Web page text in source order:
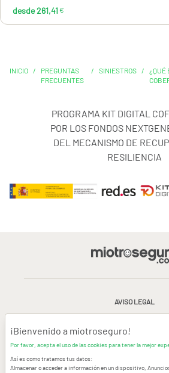
desde 261,41 €
INICIO /
PREGUNTAS
FRECUENTES
/ SINIESTROS /
¿QUÉ
PROGRAMA KIT DIGITAL
POR LOS FONDOS
DEL MECANISMO DE
RESILIENCIA
AVISO LEGAL
CONDICIONES GENERALES
¡Bienvenido a miotroseguro!
Por favor, acepta el uso de las cookies para tener la mejor
Así es como tratamos tus datos:
Almacenar o acceder a información en un dispositivo,